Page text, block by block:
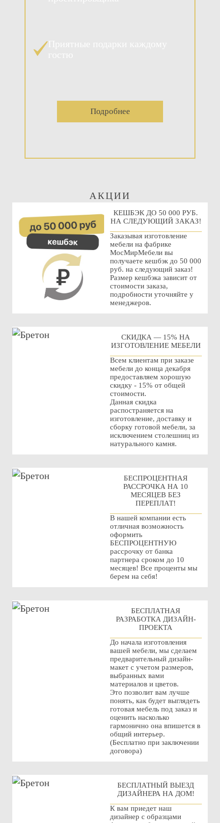
Подробнее
АКЦИИ
КЕШБЭК ДО 50 000 РУБ.
НА СЛЕДУЮЩИЙ ЗАКАЗ!
Заказывая изготовление
мебели на фабрике
МосМирМебели вы
получаете кешбэк до 50 000
руб. на следующий заказ!
Размер кешбэка зависит от
стоимости заказа,
подробности уточняйте у
менеджеров.
СКИДКА — 15% НА
ИЗГОТОВЛЕНИЕ МЕБЕЛИ
Всем клиентам при заказе
мебели до конца декабря
предоставляем хорошую
скидку - 15% от общей
стоимости.
Данная скидка
распостраняется на
изготовление, доставку и
сборку готовой мебели, за
исключением столешниц из
натурального камня.
БЕСПРОЦЕНТНАЯ
РАССРОЧКА НА 10
МЕСЯЦЕВ БЕЗ
ПЕРЕПЛАТ!
В нашей компании есть
отличная возможность
оформить
БЕСПРОЦЕНТНУЮ
рассрочку от банка
партнера сроком до 10
месяцев! Все проценты мы
берем на себя!
БЕСПЛАТНАЯ
РАЗРАБОТКА ДИЗАЙН-
ПРОЕКТА
До начала изготовления
вашей мебели, мы сделаем
предварительный дизайн-
макет с учетом размеров,
выбранных вами
материалов и цветов.
Это позволит вам лучше
понять, как будет выглядеть
готовая мебель под заказ и
оценить насколько
гармонично она впишется в
общий интерьер.
(Бесплатно при заключении
договора)
БЕСПЛАТНЫЙ ВЫЕЗД
ДИЗАЙНЕРА НА ДОМ!
К вам приедет наш
дизайнер с образцами